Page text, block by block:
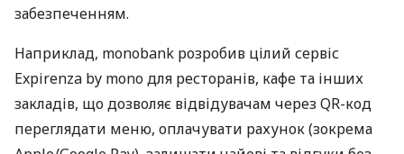
забезпеченням.
Наприклад, monobank розробив цілий сервіс
Expirenza by mono для ресторанів, кафе та інших
закладів, що дозволяє відвідувачам через QR-код
переглядати меню, оплачувати рахунок (зокрема